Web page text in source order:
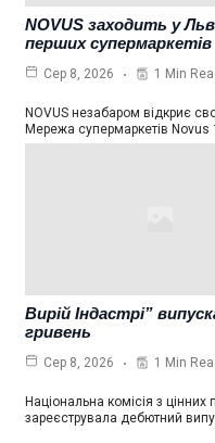
NOVUS заходить у
перших супермаркетів
Сер 8, 2026 1 Min
NOVUS незабаром відкриє
Мережа супермаркетів Novus
Вирій Індастрі”
гривень
Сер 8, 2026 1 Min
Національна комісія з
зареєструвала дебютний